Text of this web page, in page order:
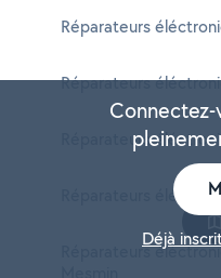
Réparateurs
Réparateurs
Réparateurs
Réparateurs
Réparateurs
Déjà